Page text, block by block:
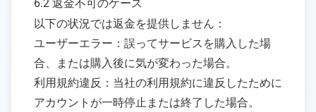
6.2 返金不可のケース
以下の状況では返金を提供しません：
ユーザーエラー：誤ってサービスを購入した場
合、または購入後に気が変わった場合。
利用規約違反：当社の利用規約に違反したために
アカウントが一時停止または終了した場合。